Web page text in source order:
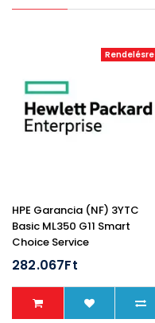
Rendelésre
HPE Garancia (NF) 3YTC
Basic ML350 G11 Smart
Choice Service
282.067Ft